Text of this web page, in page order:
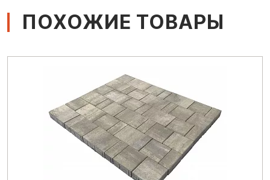
ПОХОЖИЕ ТОВАРЫ